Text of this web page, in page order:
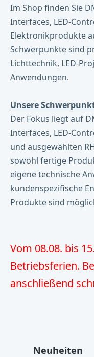
Im Shop finden Sie
Interfaces, LED-
Elektronikprodukte
Schwerpunkte sind
Lichttechnik, LED-
Anwendungen.
Unsere
Der Fokus liegt auf
Interfaces, LED-
und ausgewählten
sowohl fertige
eigene technische
kundenspezifische
Produkte sind
Vom 08.08. bis
Betriebsferien.
anschließend
Produktgalerie
Neuheiten